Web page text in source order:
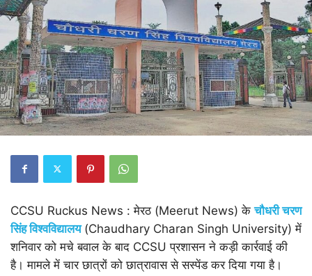
CCSU Ruckus News : मेरठ (Meerut News) केचौधरी चरण
सिंह विश्वविद्यालय(Chaudhary Charan Singh University) में
शनिवार को मचे बवाल के बाद CCSU प्रशासन ने कड़ी कार्रवाई की
है। मामले में चार छात्रों को छात्रावास से सस्पेंड कर दिया गया है।